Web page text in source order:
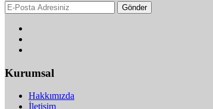
Gönder
Kurumsal
Hakkımızda
İletişim